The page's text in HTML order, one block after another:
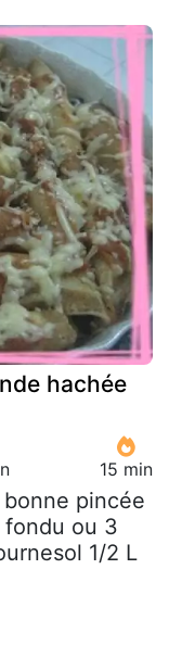
hachée
15 min
pincée
ou 3
1/2 L